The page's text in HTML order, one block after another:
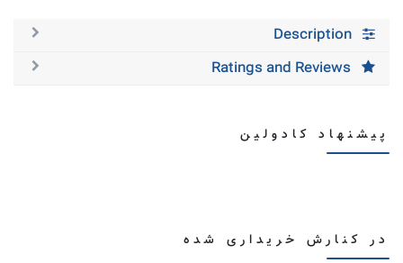
Description
Ratings and Reviews
پیشنهاد کادولین
در کنارش خریداری شده